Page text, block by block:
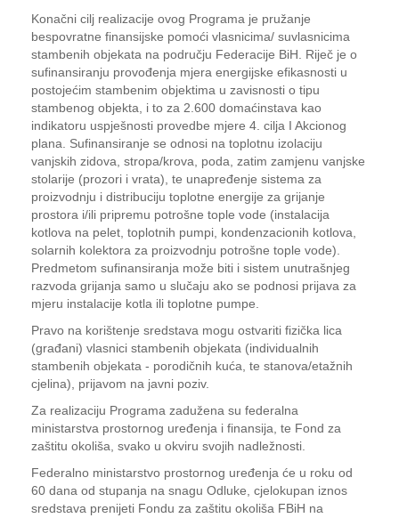
Konačni cilj realizacije ovog Programa je pružanje
bespovratne finansijske pomoći vlasnicima/ suvlasnicima
stambenih objekata na području Federacije BiH. Riječ je o
sufinansiranju provođenja mjera energijske efikasnosti u
postojećim stambenim objektima u zavisnosti o tipu
stambenog objekta, i to za 2.600 domaćinstava kao
indikatoru uspješnosti provedbe mjere 4. cilja I Akcionog
plana. Sufinansiranje se odnosi na toplotnu izolaciju
vanjskih zidova, stropa/krova, poda, zatim zamjenu vanjske
stolarije (prozori i vrata), te unapređenje sistema za
proizvodnju i distribuciju toplotne energije za grijanje
prostora i/ili pripremu potrošne tople vode (instalacija
kotlova na pelet, toplotnih pumpi, kondenzacionih kotlova,
solarnih kolektora za proizvodnju potrošne tople vode).
Predmetom sufinansiranja može biti i sistem unutrašnjeg
razvoda grijanja samo u slučaju ako se podnosi prijava za
mjeru instalacije kotla ili toplotne pumpe.
Pravo na korištenje sredstava mogu ostvariti fizička lica
(građani) vlasnici stambenih objekata (individualnih
stambenih objekata - porodičnih kuća, te stanova/etažnih
cjelina), prijavom na javni poziv.
Za realizaciju Programa zadužena su federalna
ministarstva prostornog uređenja i finansija, te Fond za
zaštitu okoliša, svako u okviru svojih nadležnosti.
Federalno ministarstvo prostornog uređenja će u roku od
60 dana od stupanja na snagu Odluke, cjelokupan iznos
sredstava prenijeti Fondu za zaštitu okoliša FBiH na